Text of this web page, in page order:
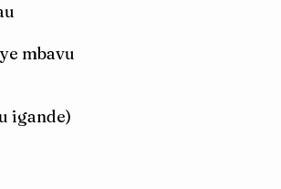
mbavu
igande)